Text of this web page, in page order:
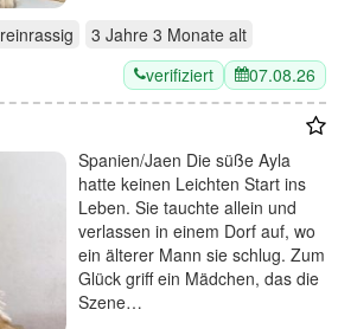
reinrassig 3 Jahre 3 Monate alt
verifiziert 07.08.26
Spanien/Jaen Die süße Ayla
hatte keinen Leichten Start ins
Leben. Sie tauchte allein und
verlassen in einem Dorf auf, wo
ein älterer Mann sie schlug. Zum
Glück griff ein Mädchen, das die
Szene…